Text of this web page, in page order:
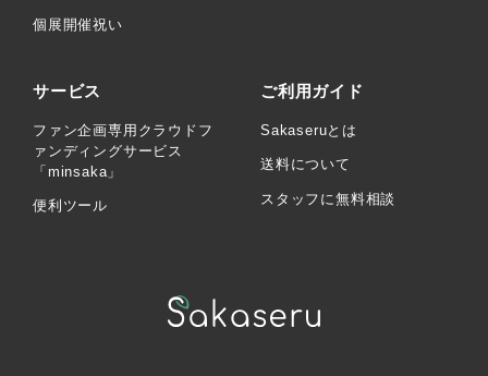
個展開催祝い
サービス
ファン企画専用クラウドフ
ァンディングサービス
「minsaka」
便利ツール
ご利用ガイド
Sakaseruとは
送料について
スタッフに無料相談